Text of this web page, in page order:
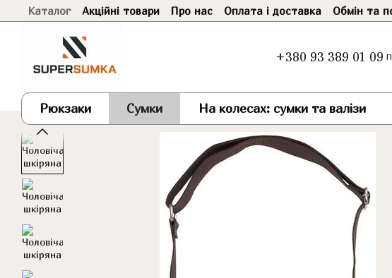
Перейти до основного контенту
Каталог Акційні товари Про нас Оплата і доставка Обмін та
+380 93 389 01 09
Рюкзаки Сумки На колесах: сумки та валізи